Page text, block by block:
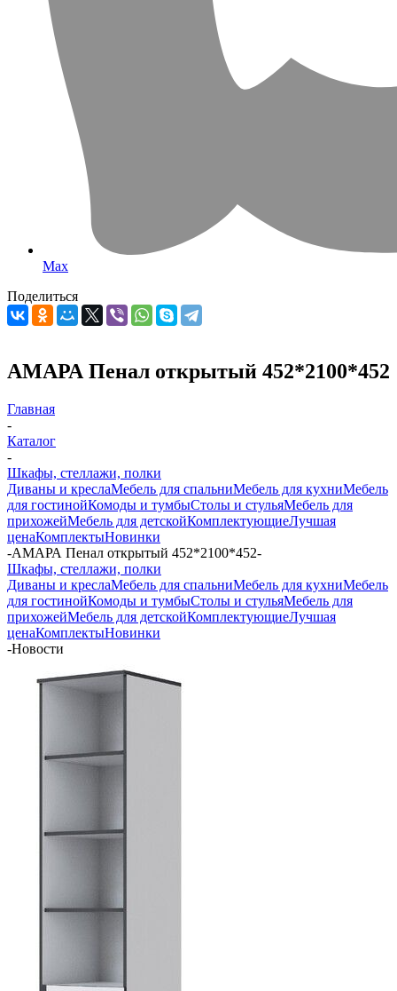
Max
Поделиться
АМАРА Пенал открытый 452*2100*452
Главная
-
Каталог
-
Шкафы, стеллажи, полки
Диваны и креслаМебель для спальниМебель для кухниМебель
для гостинойКомоды и тумбыСтолы и стульяМебель для
прихожейМебель для детскойКомплектующиеЛучшая
ценаКомплектыНовинки
-АМАРА Пенал открытый 452*2100*452-
Шкафы, стеллажи, полки
Диваны и креслаМебель для спальниМебель для кухниМебель
для гостинойКомоды и тумбыСтолы и стульяМебель для
прихожейМебель для детскойКомплектующиеЛучшая
ценаКомплектыНовинки
-Новости